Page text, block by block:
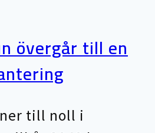
övergår till en
till noll i